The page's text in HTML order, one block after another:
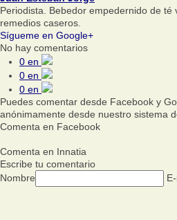
Periodista. Bebedor empedernido de té
remedios caseros.
Sígueme en Google+
No hay comentarios
0 en
0 en
0 en
Puedes comentar desde Facebook y
anónimamente desde nuestro sistema
Comenta en Facebook
Comenta en Innatia
Escribe tu comentario
Nombre